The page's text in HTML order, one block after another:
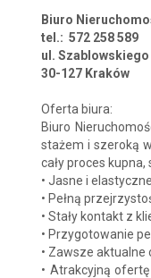
Biuro
tel.: 572 258 589
ul. Szablowskiego
30-127 Kraków
Oferta biura:
Biuro
stażem i szeroką
cały proces
• Jasne i
• Pełną
• Stały kontakt z
• Przygotowanie
• Zawsze aktualne
• Atrakcyjną